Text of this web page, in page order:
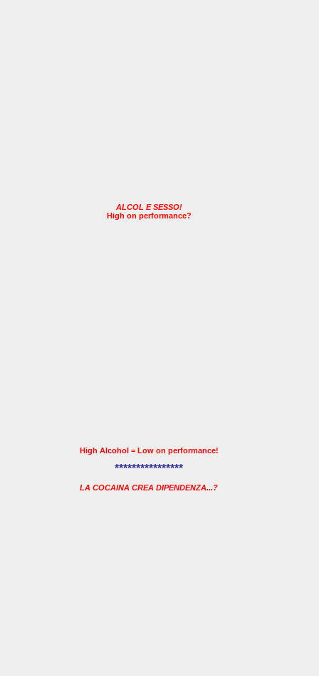
ALCOL E SESSO!
High on performance?
High Alcohol = Low on performance!
****************
LA COCAINA CREA DIPENDENZA...?